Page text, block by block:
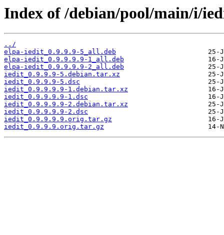
Index of /debian/pool/main/i/
../
elpa-iedit_0.9.9.9-5_all.deb
elpa-iedit_0.9.9.9.9-1_all.deb
elpa-iedit_0.9.9.9.9-2_all.deb
iedit_0.9.9.9-5.debian.tar.xz
iedit_0.9.9.9-5.dsc
iedit_0.9.9.9.9-1.debian.tar.xz
iedit_0.9.9.9.9-1.dsc
iedit_0.9.9.9.9-2.debian.tar.xz
iedit_0.9.9.9.9-2.dsc
iedit_0.9.9.9.9.orig.tar.gz
iedit_0.9.9.9.orig.tar.gz